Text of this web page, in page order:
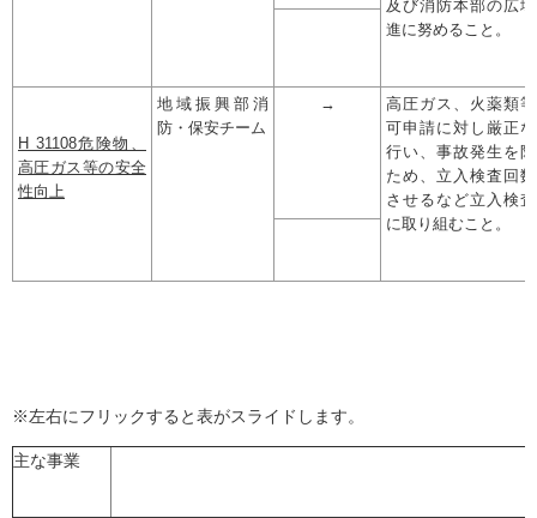
及び消防本部の広
進に努めること。
H 31108危険物、
高圧ガス等の安全
性向上
地域振興部消
防・保安チーム
→
高圧ガス、火薬類
可申請に対し厳正
行い、事故発生を
ため、立入検査回
させるなど立入検
に取り組むこと。
※左右にフリックすると表がスライドします。
主な事業